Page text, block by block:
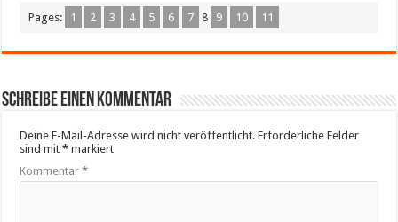
Pages: 1 2 3 4 5 6 7 8 9 10 11
Schreibe einen Kommentar
Deine E-Mail-Adresse wird nicht veröffentlicht. Erforderliche Felder
sind mit* markiert
Kommentar*